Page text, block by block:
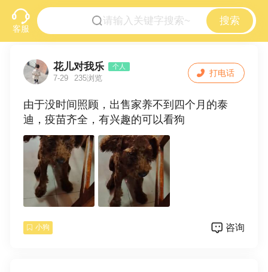
客服
搜索
花儿对我乐 个人
7-29 235浏览
由于没时间照顾，出售家养不到四个月的泰
迪，疫苗齐全，有兴趣的可以看狗
打电话
小狗 咨询